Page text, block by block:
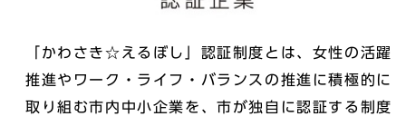
「かわさき☆えるぼし」認証制度とは、女性の活躍
推進やワーク・ライフ・バランスの推進に積極的に
取り組む市内中小企業を、市が独自に認証する制度